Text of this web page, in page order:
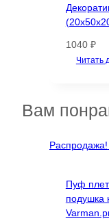
1040 ₽
Читать
Вам
Распродажа!
Пуф
подушка